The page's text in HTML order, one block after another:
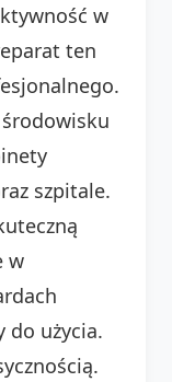
w
ten
szpitale.
w
do użycia.